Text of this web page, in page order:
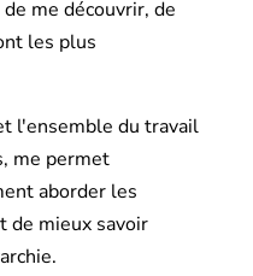
me découvrir, de
les plus
l'ensemble du travail
me permet
aborder les
de mieux savoir